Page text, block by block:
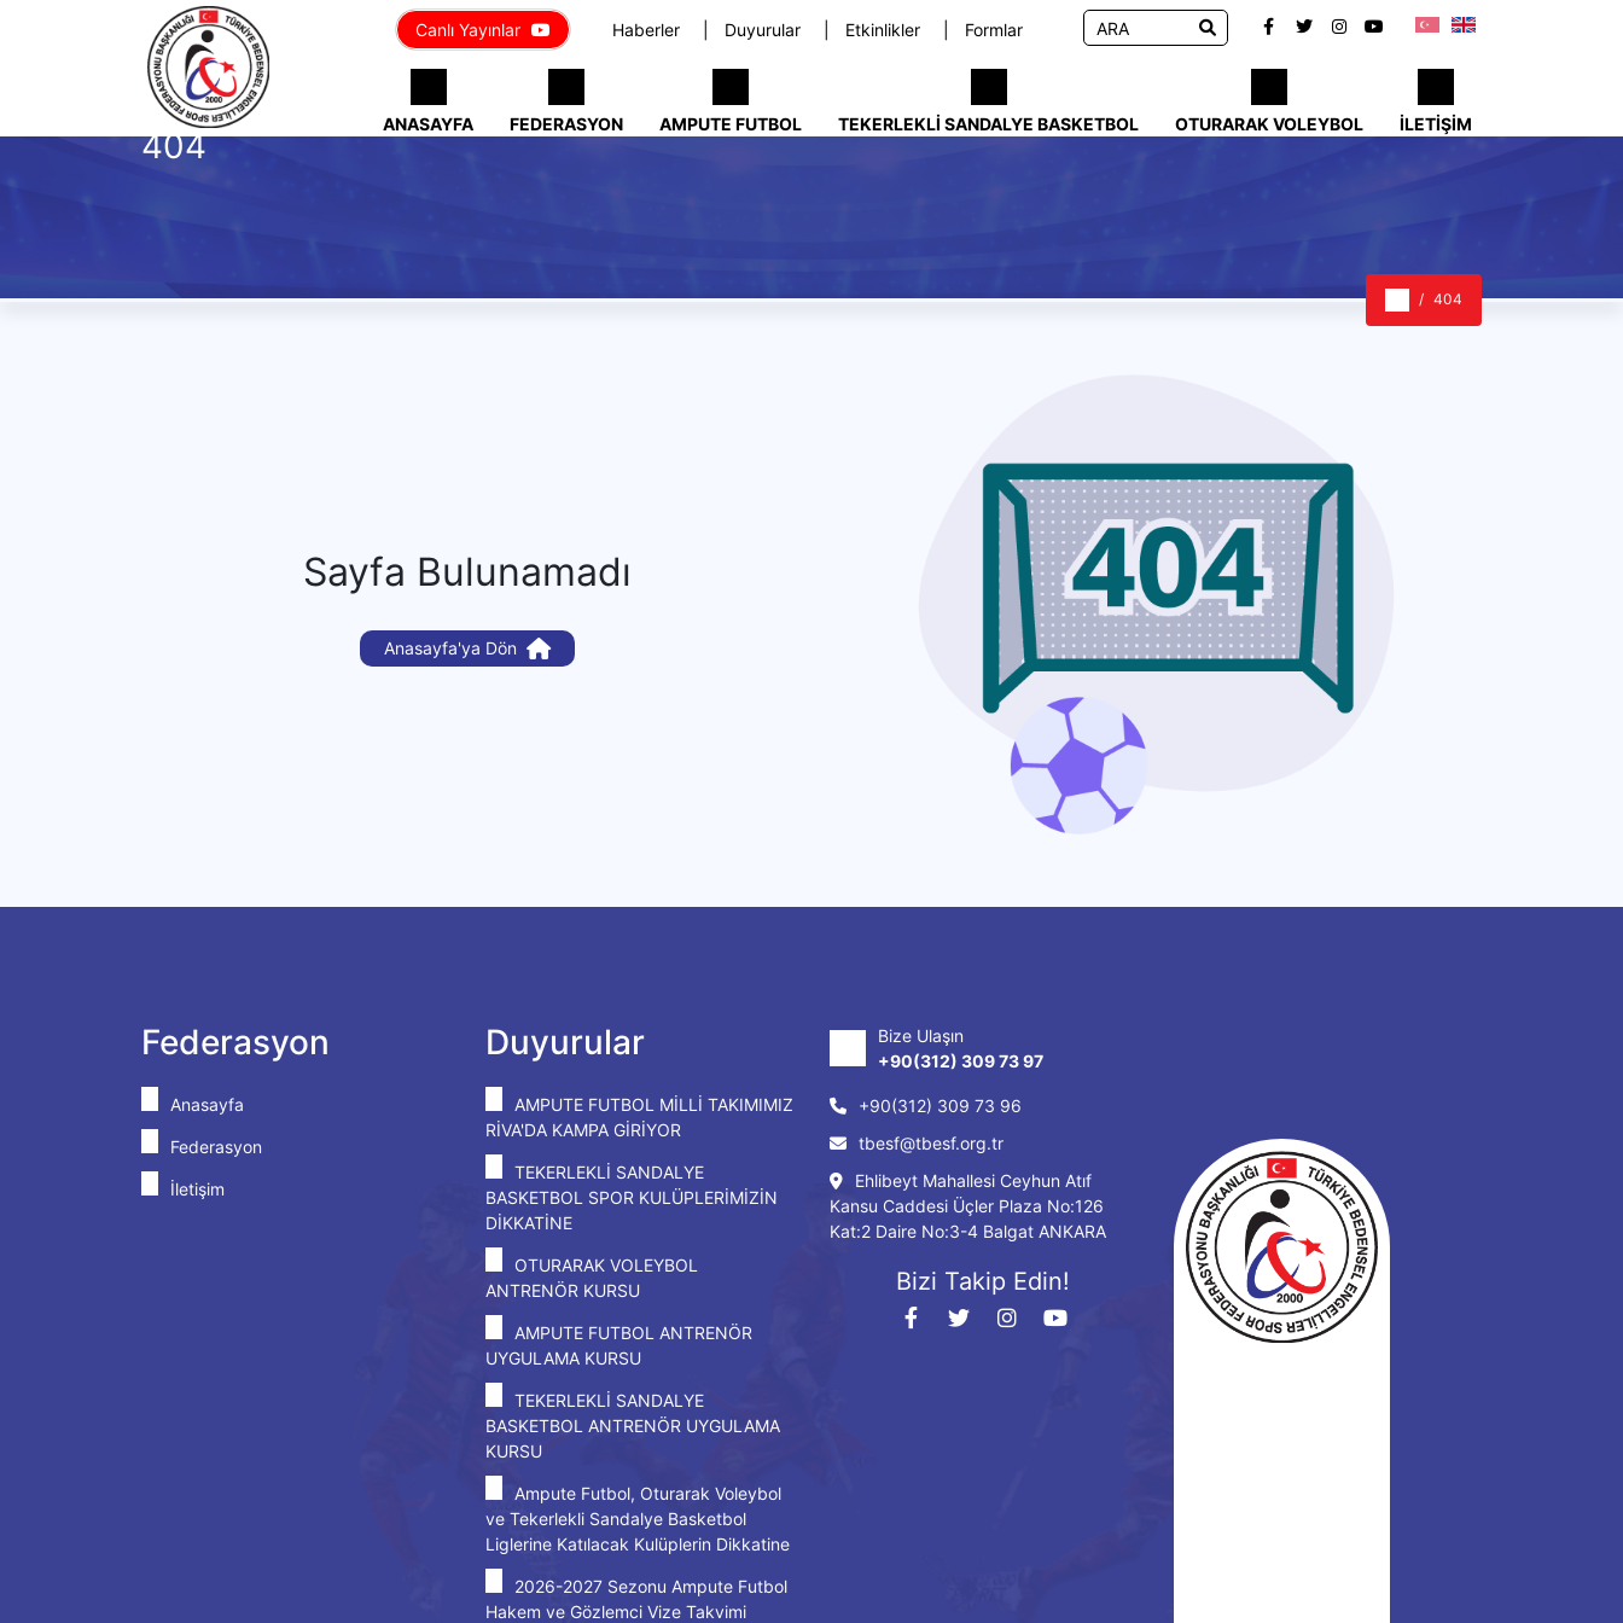
Haberler Duyurular Etkinlikler Formlar
Canlı Yayınlar
ANASAYFA FEDERASYON AMPUTE FUTBOL TEKERLEKLI SANDALYE BASKETBOL OTURARAK VOLEYBOL İLETIŞIM
404
404
Sayfa Bulunamadı
Anasayfa'ya Dön
Federasyon
Anasayfa
Federasyon
İletişim
Duyurular
AMPUTE FUTBOL MİLLİ TAKIMIMIZ
RİVA'DA KAMPA GİRİYOR
TEKERLEKLİ SANDALYE
BASKETBOL SPOR KULÜPLERİMİZİN
DİKKATİNE
OTURARAK VOLEYBOL
ANTRENÖR KURSU
AMPUTE FUTBOL ANTRENÖR
UYGULAMA KURSU
TEKERLEKLİ SANDALYE
BASKETBOL ANTRENÖR UYGULAMA
KURSU
Ampute Futbol, Oturarak Voleybol
ve Tekerlekli Sandalye Basketbol
Liglerine Katılacak Kulüplerin Dikkatine
2026-2027 Sezonu Ampute Futbol
Hakem ve Gözlemci Vize Takvimi
Bize Ulaşın
+90(312) 309 73 97
+90(312) 309 73 96
tbesf@tbesf.org.tr
Ehlibeyt Mahallesi Ceyhun Atıf
Kansu Caddesi Üçler Plaza No:126
Kat:2 Daire No:3-4 Balgat ANKARA
Bizi Takip Edin!